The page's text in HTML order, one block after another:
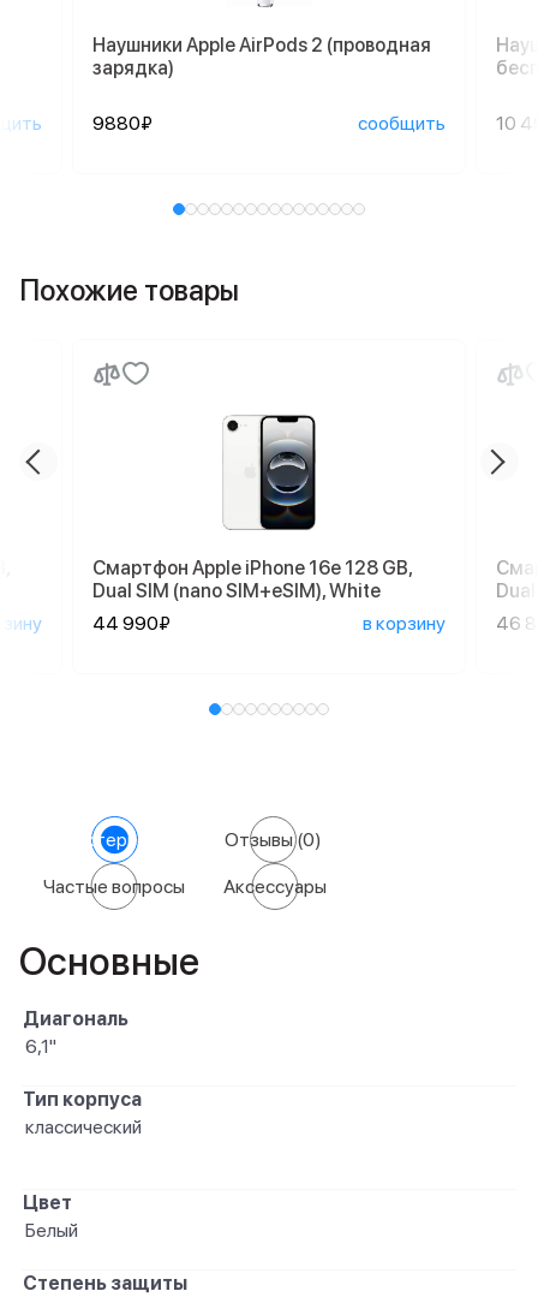
Наушники Apple AirPods 2 (проводная
зарядка)
9880₽ сообщить 10
Похожие товары
Смартфон Apple iPhone 16e 128 GB,
Dual SIM (nano SIM+eSIM), White
44 990₽
в корзину
46
Характеристики Отзывы(0)
Частые вопросы Аксессуары
Основные
Диагональ
6,1"
Тип корпуса
классический
Цвет
Белый
Степень защиты